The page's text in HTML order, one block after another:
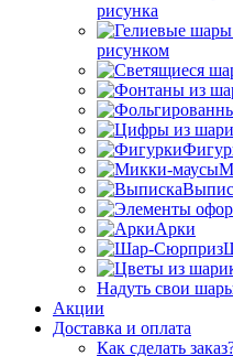
рисунка
рисунком
Арки
Надуть свои
Акции
Доставка и оплата
Как сделать